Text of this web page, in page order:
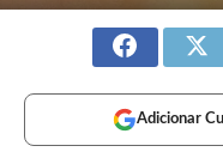
Adicionar